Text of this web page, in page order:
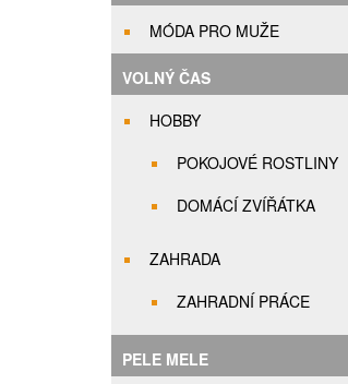
MÓDA PRO MUŽE
VOLNÝ ČAS
HOBBY
POKOJOVÉ ROSTLINY
DOMÁCÍ ZVÍŘÁTKA
ZAHRADA
ZAHRADNÍ PRÁCE
PELE MELE